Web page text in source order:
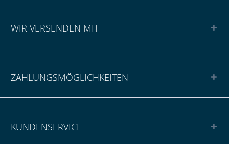
WIR VERSENDEN MIT
ZAHLUNGSMÖGLICHKEITEN
KUNDENSERVICE